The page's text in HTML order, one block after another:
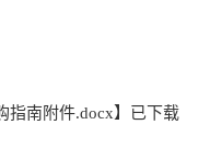
指南附件.docx】已下载